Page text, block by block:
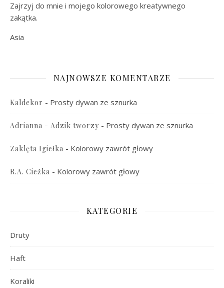
Zajrzyj do mnie i mojego kolorowego kreatywnego
zakątka.
Asia
NAJNOWSZE KOMENTARZE
Kaldekor - Prosty dywan ze sznurka
Adrianna - Adzik tworzy - Prosty dywan ze sznurka
Zaklęta Igiełka - Kolorowy zawrót głowy
R.A. Cieżka - Kolorowy zawrót głowy
KATEGORIE
Druty
Haft
Koraliki